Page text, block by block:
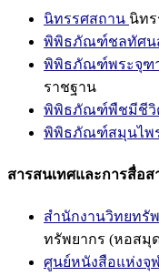
นิทรรศสถาน นิท
พิพิธภัณฑ์ชลทัศน
พิพิธภัณฑ์พระจุฑ
ราชฐาน
พิพิธภัณฑ์พืชมีชีวิ
พิพิธภัณฑ์สมุนไพ
สารสนเทศและการสื่อส
สำนักงานวิทยทรั
ทรัพยากร (หอสมุ
ศูนย์หนังสือแห่งจุ